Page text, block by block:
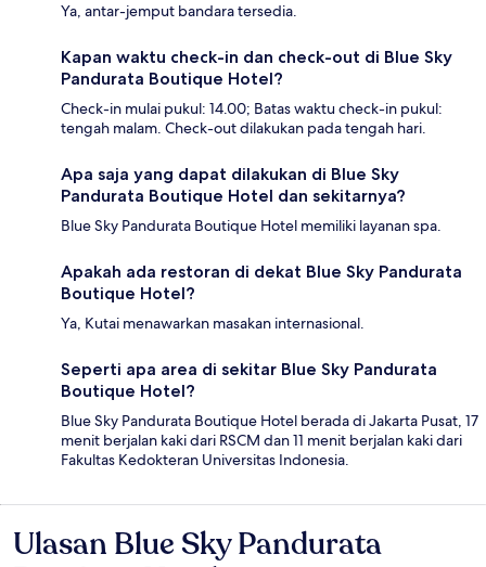
Ya, antar-jemput bandara tersedia.
Kapan waktu check-in dan check-out di Blue Sky
Pandurata Boutique Hotel?
Check-in mulai pukul: 14.00; Batas waktu check-in pukul:
tengah malam. Check-out dilakukan pada tengah hari.
Apa saja yang dapat dilakukan di Blue Sky
Pandurata Boutique Hotel dan sekitarnya?
Blue Sky Pandurata Boutique Hotel memiliki layanan spa.
Apakah ada restoran di dekat Blue Sky Pandurata
Boutique Hotel?
Ya, Kutai menawarkan masakan internasional.
Seperti apa area di sekitar Blue Sky Pandurata
Boutique Hotel?
Blue Sky Pandurata Boutique Hotel berada di Jakarta Pusat, 17
menit berjalan kaki dari RSCM dan 11 menit berjalan kaki dari
Fakultas Kedokteran Universitas Indonesia.
Ulasan
Ulasan Blue Sky Pandurata